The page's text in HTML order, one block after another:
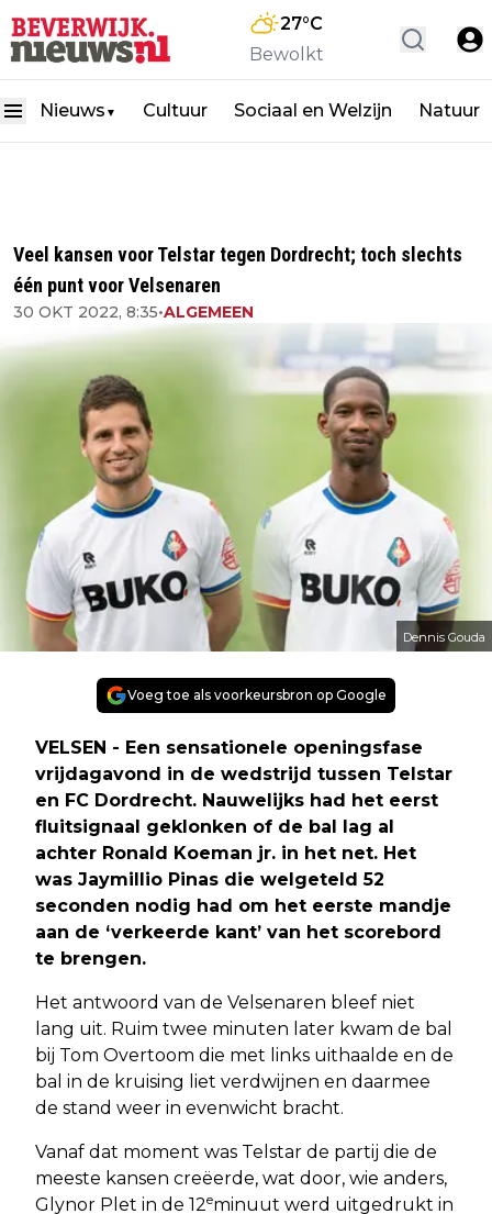
27°C
Bewolkt
Nieuws ▼ Cultuur Sociaal en Welzijn Natuur
Veel kansen voor Telstar tegen Dordrecht; toch slechts
één punt voor Velsenaren
30 OKT 2022, 8:35•ALGEMEEN
Dennis Gouda
Voeg toe als voorkeursbron op Google
VELSEN - Een sensationele openingsfase
vrijdagavond in de wedstrijd tussen Telstar
en FC Dordrecht. Nauwelijks had het eerst
fluitsignaal geklonken of de bal lag al
achter Ronald Koeman jr. in het net. Het
was Jaymillio Pinas die welgeteld 52
seconden nodig had om het eerste mandje
aan de ‘verkeerde kant’ van het scorebord
te brengen.
Het antwoord van de Velsenaren bleef niet
lang uit. Ruim twee minuten later kwam de bal
bij Tom Overtoom die met links uithaalde en de
bal in de kruising liet verdwijnen en daarmee
de stand weer in evenwicht bracht.
Vanaf dat moment was Telstar de partij die de
meeste kansen creëerde, wat door, wie anders,
Glynor Plet in de 12eminuut werd uitgedrukt in